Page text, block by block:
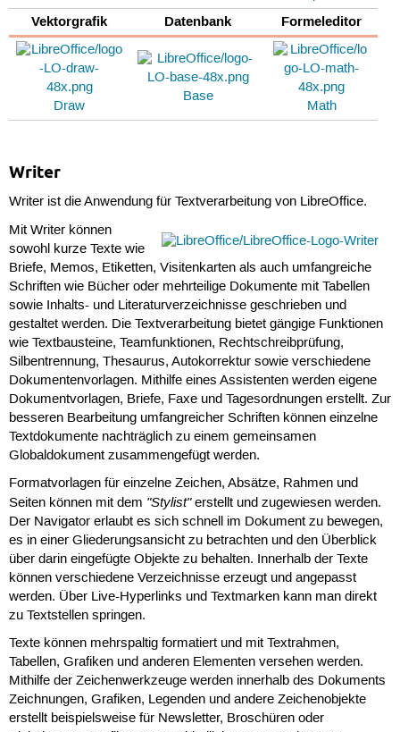
Vektorgrafik Datenbank Formeleditor
Draw
Base
Math
Writer
Writer ist die Anwendung für Textverarbeitung von LibreOffice.
Mit Writer können
sowohl kurze Texte wie
Briefe, Memos, Etiketten, Visitenkarten als auch umfangreiche
Schriften wie Bücher oder mehrteilige Dokumente mit Tabellen
sowie Inhalts- und Literaturverzeichnisse geschrieben und
gestaltet werden. Die Textverarbeitung bietet gängige Funktionen
wie Textbausteine, Teamfunktionen, Rechtschreibprüfung,
Silbentrennung, Thesaurus, Autokorrektur sowie verschiedene
Dokumentenvorlagen. Mithilfe eines Assistenten werden eigene
Dokumentvorlagen, Briefe, Faxe und Tagesordnungen erstellt. Zur
besseren Bearbeitung umfangreicher Schriften können einzelne
Textdokumente nachträglich zu einem gemeinsamen
Globaldokument zusammengefügt werden.
Formatvorlagen für einzelne Zeichen, Absätze, Rahmen und
Seiten können mit dem "Stylist"erstellt und zugewiesen werden.
Der Navigator erlaubt es sich schnell im Dokument zu bewegen,
es in einer Gliederungsansicht zu betrachten und den Überblick
über darin eingefügte Objekte zu behalten. Innerhalb der Texte
können verschiedene Verzeichnisse erzeugt und angepasst
werden. Über Live-Hyperlinks und Textmarken kann man direkt
zu Textstellen springen.
Texte können mehrspaltig formatiert und mit Textrahmen,
Tabellen, Grafiken und anderen Elementen versehen werden.
Mithilfe der Zeichenwerkzeuge werden innerhalb des Dokuments
Zeichnungen, Grafiken, Legenden und andere Zeichenobjekte
erstellt beispielsweise für Newsletter, Broschüren oder